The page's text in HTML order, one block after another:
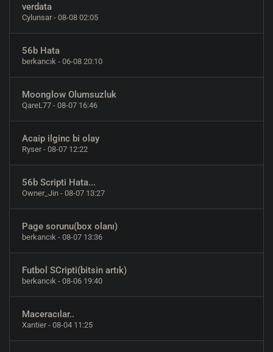
verdata
Cylunsar- 08-08 02:05
56b Hata
berkancık - 06-08 20:10
Moonglow Olumsuzluk
QareL77 - 08-07 16:46
Acaip ilginc bi olay
Ryser- 08-07 12:22
56b Scripti Hata...
Owner_Jin - 08-07 13:27
Page sorunu(box olanı)
berkancık - 08-07 13:36
Futbol SCripti(bitsin artık)
berkancık - 08-06 19:40
Maceracılar..
Xantier- 08-04 11:25